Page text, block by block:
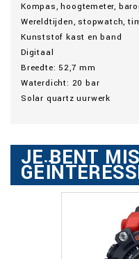
Kompas, hoogtemeter,
Wereldtijden, stopwatch,
Kunststof kast en band
Digitaal
Breedte: 52,7 mm
Waterdicht: 20 bar
Solar quartz uurwerk
JE BENT